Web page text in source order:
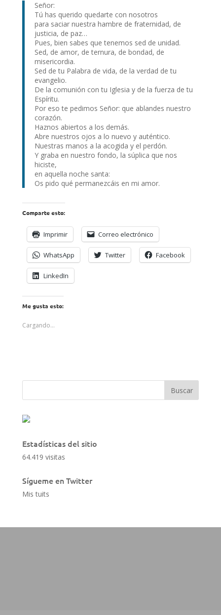
Señor:
Tú has querido quedarte con nosotros
para saciar nuestra hambre de fraternidad, de
justicia, de paz…
Pues, bien sabes que tenemos sed de unidad.
Sed, de amor, de ternura, de bondad, de
misericordia.
Sed de tu Palabra de vida, de la verdad de tu
evangelio.
De la comunión con tu Iglesia y de la fuerza de tu
Espíritu.
Por eso te pedimos Señor: que ablandes nuestro
corazón.
Haznos abiertos a los demás.
Abre nuestros ojos a lo nuevo y auténtico.
Nuestras manos a la acogida y el perdón.
Y graba en nuestro fondo, la súplica que nos
hiciste,
en aquella noche santa:
Os pido qué permanezcáis en mi amor.
Comparte esto:
Imprimir Correo electrónico
WhatsApp Twitter Facebook
LinkedIn
Me gusta esto:
Cargando...
Estadísticas del sitio
64.419 visitas
Sígueme en Twitter
Mis tuits